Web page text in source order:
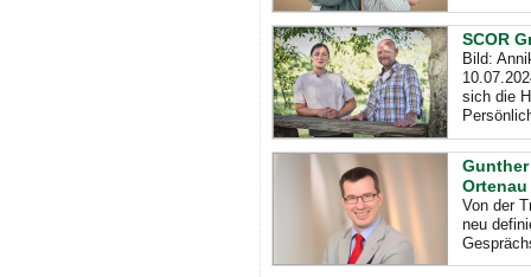
SCOR
Bild:
sich die
Ortenau
Von der
neu